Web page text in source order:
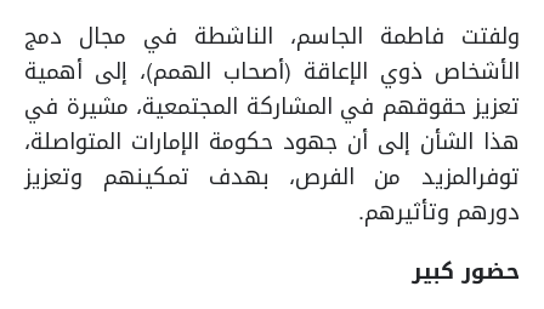
ولفتت فاطمة الجاسم، الناشطة في مجال دمج
الأشخاص ذوي الإعاقة (أصحاب الهمم)، إلى أهمية
تعزيز حقوقهم في المشاركة المجتمعية، مشيرة في
هذا الشأن إلى أن جهود حكومة الإمارات المتواصلة،
توفرالمزيد من الفرص، بهدف تمكينهم وتعزيز
دورهم وتأثيرهم.
حضور كبير